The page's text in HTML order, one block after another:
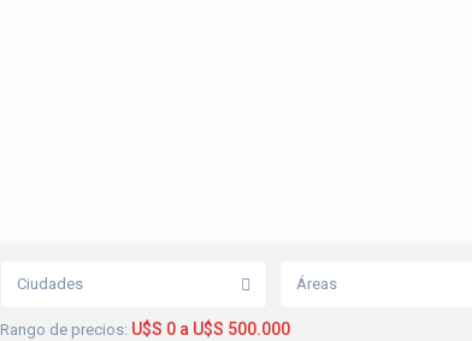
Ciudades Áreas
Rango de precios: U$S 0 a U$S 500.000